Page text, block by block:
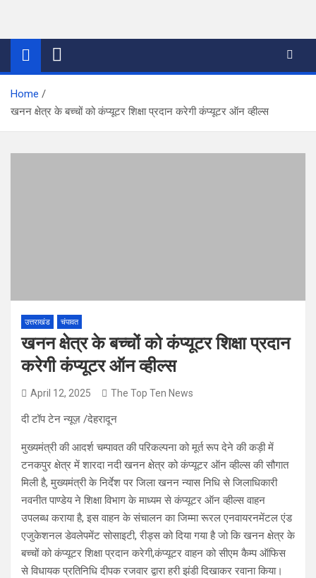
contentthetoptennews.com
Home
खनन क्षेत्र के बच्चों को कंप्यूटर शिक्षा प्रदान करेगी कंप्यूटर ऑन व्हील्स
उत्तराखंड चंपावत
खनन क्षेत्र के बच्चों को कंप्यूटर शिक्षा प्रदान
करेगी कंप्यूटर ऑन व्हील्स
April 12, 2025 The Top Ten News
दी टॉप टेन न्यूज़ /देहरादून
मुख्यमंत्री की आदर्श चम्पावत की परिकल्पना को मूर्त रूप देने की कड़ी में
टनकपुर क्षेत्र में शारदा नदी खनन क्षेत्र को कंप्यूटर ऑन व्हील्स की सौगात
मिली है, मुख्यमंत्री के निर्देश पर जिला खनन न्यास निधि से जिलाधिकारी
नवनीत पाण्डेय ने शिक्षा विभाग के माध्यम से कंप्यूटर ऑन व्हील्स वाहन
उपलब्ध कराया है, इस वाहन के संचालन का जिम्मा रूरल एनवायरनमेंटल एंड
एजुकेशनल डेवलेपमेंट सोसाइटी, रीड्स को दिया गया है जो कि खनन क्षेत्र के
बच्चों को कंप्यूटर शिक्षा प्रदान करेगी,कंप्यूटर वाहन को सीएम कैम्प ऑफिस
से विधायक प्रतिनिधि दीपक रजवार द्वारा हरी झंडी दिखाकर रवाना किया।